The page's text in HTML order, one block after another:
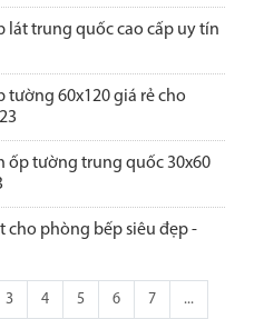
lát trung quốc cao cấp uy tín
tường 60x120 giá rẻ cho
ốp tường trung quốc 30x60
cho phòng bếp siêu đẹp -
3 4 5 6 7 ...